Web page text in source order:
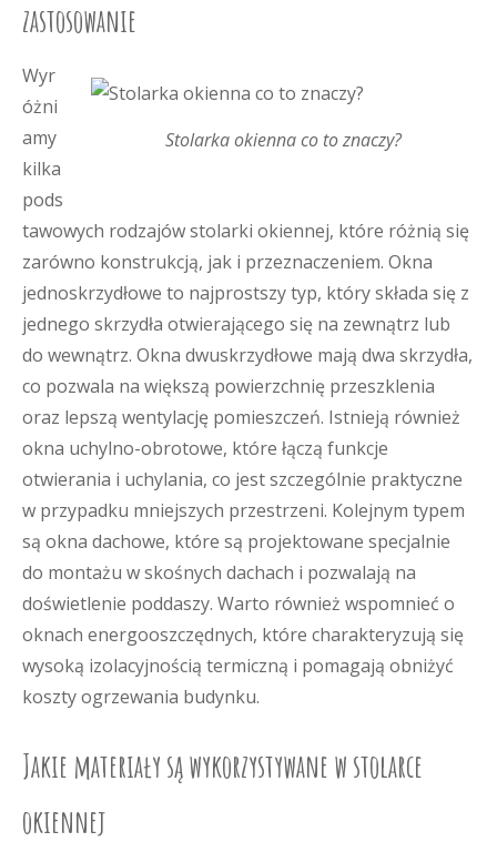
zastosowanie
Stolarka okienna co to znaczy?
Wyr
óżni
amy
kilka
pods
tawowych rodzajów stolarki okiennej, które różnią się
zarówno konstrukcją, jak i przeznaczeniem. Okna
jednoskrzydłowe to najprostszy typ, który składa się z
jednego skrzydła otwierającego się na zewnątrz lub
do wewnątrz. Okna dwuskrzydłowe mają dwa skrzydła,
co pozwala na większą powierzchnię przeszklenia
oraz lepszą wentylację pomieszczeń. Istnieją również
okna uchylno-obrotowe, które łączą funkcje
otwierania i uchylania, co jest szczególnie praktyczne
w przypadku mniejszych przestrzeni. Kolejnym typem
są okna dachowe, które są projektowane specjalnie
do montażu w skośnych dachach i pozwalają na
doświetlenie poddaszy. Warto również wspomnieć o
oknach energooszczędnych, które charakteryzują się
wysoką izolacyjnością termiczną i pomagają obniżyć
koszty ogrzewania budynku.
Jakie materiały są wykorzystywane w stolarce
okiennej